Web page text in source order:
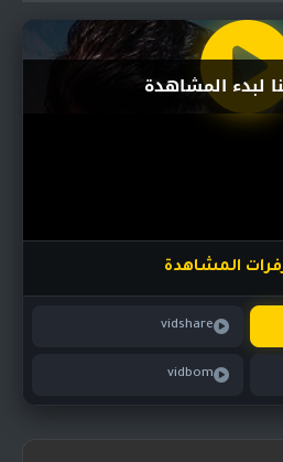
المشاهدة
vidshare
vidbom
لبدء المشاهدة